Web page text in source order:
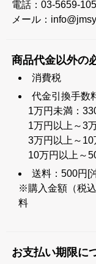
電話：03-5659-
メール：
商品代金以外の
消費税
代金引換手数
1万円未満：
1万円以上～3
3万円以上～10
10万円以上～
送料：500円[
※購入金額（税
料
お支払い期限に